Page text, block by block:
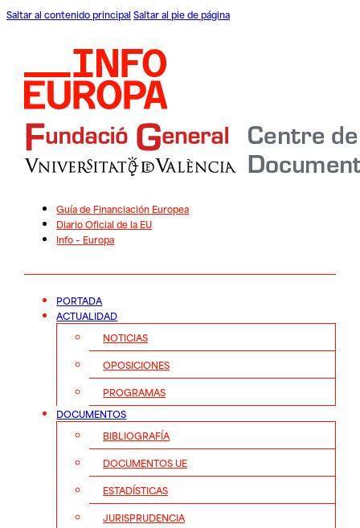
Saltar al contenido principal Saltar al pie de página
Guía de Financiación Europea
Diario Oficial de la EU
Info – Europa
PORTADA
ACTUALIDAD
NOTICIAS
OPOSICIONES
PROGRAMAS
DOCUMENTOS
BIBLIOGRAFÍA
DOCUMENTOS UE
ESTADÍSTICAS
JURISPRUDENCIA